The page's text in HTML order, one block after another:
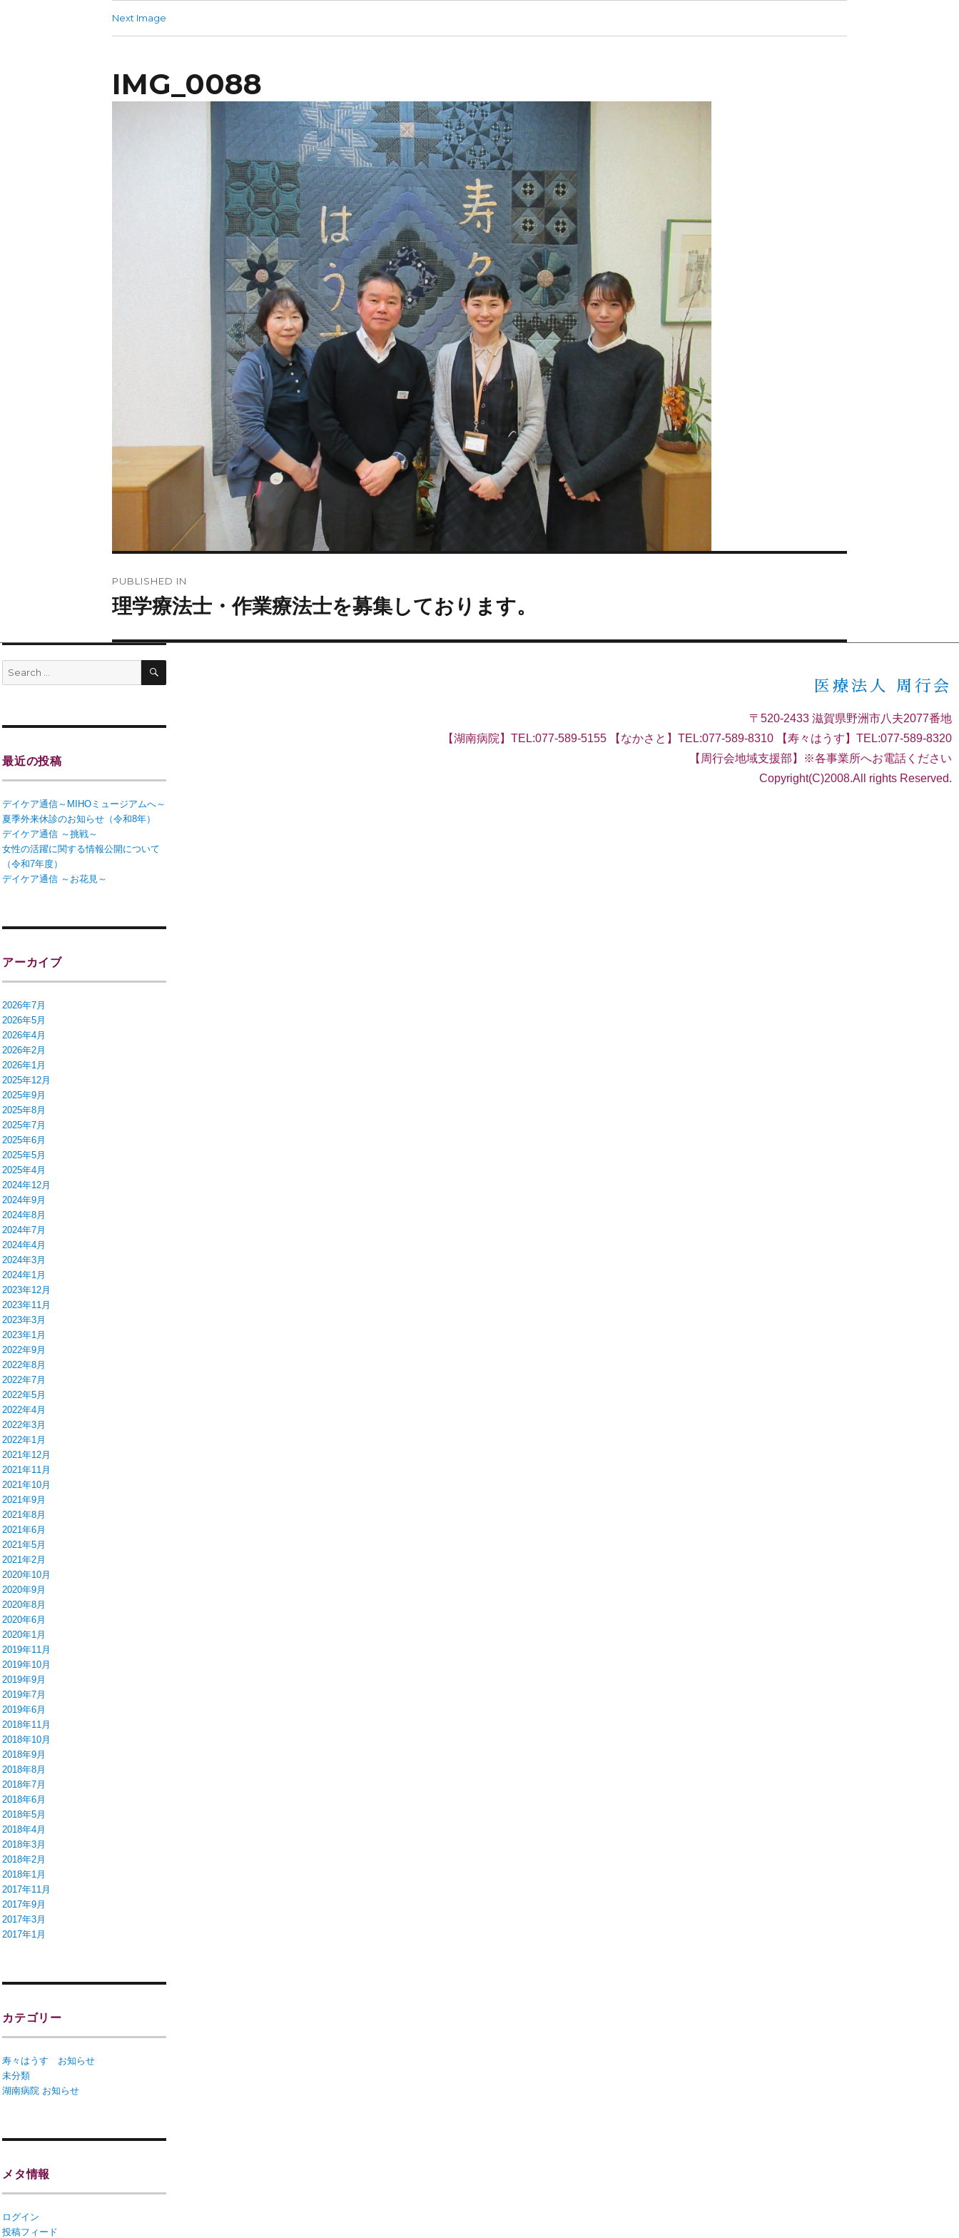
Next Image
IMG_0088
PUBLISHED IN
理学療法士・作業療法士を募集しております。
最近の投稿
デイケア通信～MIHOミュージアムへ～
夏季外来休診のお知らせ（令和8年）
デイケア通信 ～挑戦～
女性の活躍に関する情報公開について
（令和7年度）
デイケア通信 ～お花見～
アーカイブ
2026年7月
2026年5月
2026年4月
2026年2月
2026年1月
2025年12月
2025年9月
2025年8月
2025年7月
2025年6月
2025年5月
2025年4月
2024年12月
2024年9月
2024年8月
2024年7月
2024年4月
2024年3月
2024年1月
2023年12月
2023年11月
2023年3月
2023年1月
2022年9月
2022年8月
2022年7月
2022年5月
2022年4月
2022年3月
2022年1月
2021年12月
2021年11月
2021年10月
2021年9月
2021年8月
2021年6月
2021年5月
2021年2月
2020年10月
2020年9月
2020年8月
2020年6月
2020年1月
2019年11月
2019年10月
2019年9月
2019年7月
2019年6月
2018年11月
2018年10月
2018年9月
2018年8月
2018年7月
2018年6月
2018年5月
2018年4月
2018年3月
2018年2月
2018年1月
2017年11月
2017年9月
2017年3月
2017年1月
カテゴリー
寿々はうす お知らせ
未分類
湖南病院 お知らせ
メタ情報
ログイン
投稿フィード
医療法人 周行会
〒520-2433 滋賀県野洲市八夫2077番地
【湖南病院】TEL:077-589-5155 【なかさと】TEL:077-589-8310 【寿々はうす】TEL:077-589-8320
【周行会地域支援部】※各事業所へお電話ください
Copyright(C)2008.All rights Reserved.